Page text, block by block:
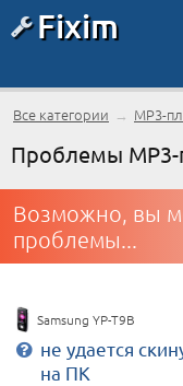
Fixim
Все категории → MP3-
Проблемы MP3-
Возможно, вы
проблемы...
Samsung YP-T9B
не удается
на ПК